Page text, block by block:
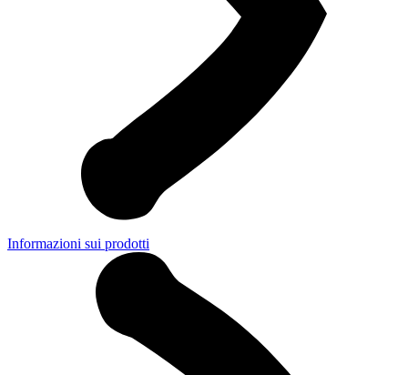
Informazioni sui prodotti